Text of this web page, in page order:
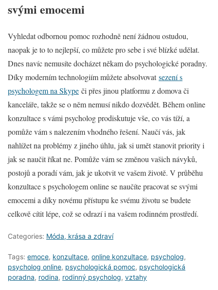
svými emocemi
Vyhledat odbornou pomoc rozhodně není žádnou ostudou,
naopak je to to nejlepší, co můžete pro sebe i své blízké udělat.
Dnes navíc nemusíte docházet někam do psychologické poradny.
Díky moderním technologiím můžete absolvovatsezení s
psychologem na Skype či přes jinou platformu z domova či
kanceláře, takže se o něm nemusí nikdo dozvědět. Během online
konzultace s vámi psycholog prodiskutuje vše, co vás tíží, a
pomůže vám s nalezením vhodného řešení. Naučí vás, jak
nahlížet na problémy z jiného úhlu, jak si umět stanovit priority i
jak se naučit říkat ne. Pomůže vám se změnou vašich návyků,
postojů a poradí vám, jak je ukotvit ve vašem životě. V průběhu
konzultace s psychologem online se naučíte pracovat se svými
emocemi a díky novému přístupu ke svému životu se budete
celkově cítit lépe, což se odrazí i na vašem rodinném prostředí.
Categories: Móda, krása a zdraví
Tags: emoce, konzultace, online konzultace, psycholog,
psycholog online, psychologická pomoc, psychologická
poradna, rodina, rodinný psycholog, vztahy